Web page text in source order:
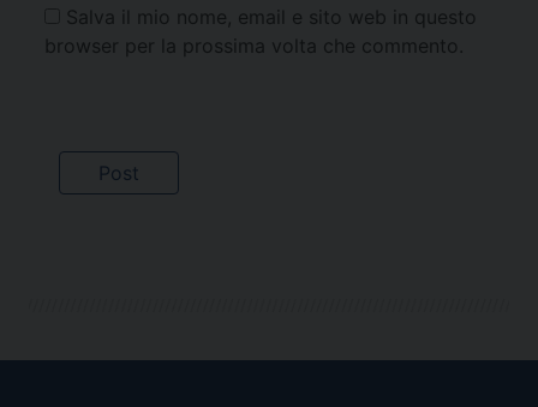
Salva il mio nome, email e sito web in questo
browser per la prossima volta che commento.